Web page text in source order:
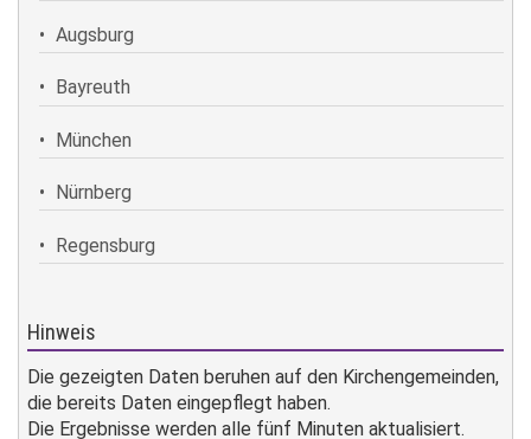
Augsburg
Bayreuth
München
Nürnberg
Regensburg
Hinweis
Die gezeigten Daten beruhen auf den Kirchengemeinden,
die bereits Daten eingepflegt haben.
Die Ergebnisse werden alle fünf Minuten aktualisiert.